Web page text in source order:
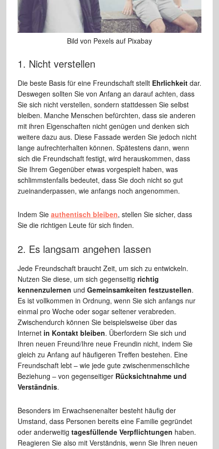
Bild von Pexels auf Pixabay
1. Nicht verstellen
Die beste Basis für eine Freundschaft stellt Ehrlichkeitdar.
Deswegen sollten Sie von Anfang an darauf achten, dass
Sie sich nicht verstellen, sondern stattdessen Sie selbst
bleiben. Manche Menschen befürchten, dass sie anderen
mit ihren Eigenschaften nicht genügen und denken sich
weitere dazu aus. Diese Fassade werden Sie jedoch nicht
lange aufrechterhalten können. Spätestens dann, wenn
sich die Freundschaft festigt, wird herauskommen, dass
Sie Ihrem Gegenüber etwas vorgespielt haben, was
schlimmstenfalls bedeutet, dass Sie doch nicht so gut
zueinanderpassen, wie anfangs noch angenommen.
Indem Sie authentisch bleiben, stellen Sie sicher, dass
Sie die richtigen Leute für sich finden.
2. Es langsam angehen lassen
Jede Freundschaft braucht Zeit, um sich zu entwickeln.
Nutzen Sie diese, um sich gegenseitig richtig
kennenzulernen und Gemeinsamkeiten festzustellen.
Es ist vollkommen in Ordnung, wenn Sie sich anfangs nur
einmal pro Woche oder sogar seltener verabreden.
Zwischendurch können Sie beispielsweise über das
Internet in Kontakt bleiben. Überfordern Sie sich und
Ihren neuen Freund/Ihre neue Freundin nicht, indem Sie
gleich zu Anfang auf häufigeren Treffen bestehen. Eine
Freundschaft lebt – wie jede gute zwischenmenschliche
Beziehung – von gegenseitiger Rücksichtnahme und
Verständnis.
Besonders im Erwachsenenalter besteht häufig der
Umstand, dass Personen bereits eine Familie gegründet
oder anderweitig tagesfüllende Verpflichtungen haben.
Reagieren Sie also mit Verständnis, wenn Sie Ihren neuen